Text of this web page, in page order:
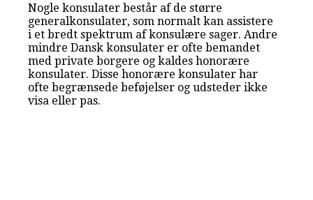
Nogle konsulater består af de større
generalkonsulater, som normalt kan assistere
i et bredt spektrum af konsulære sager. Andre
mindre Dansk konsulater er ofte bemandet
med private borgere og kaldes honorære
konsulater. Disse honorære konsulater har
ofte begrænsede beføjelser og udsteder ikke
visa eller pas.